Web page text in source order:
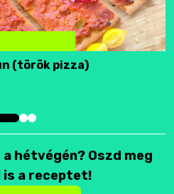
(török pizza)
hétvégén? Oszd meg
is a receptet!